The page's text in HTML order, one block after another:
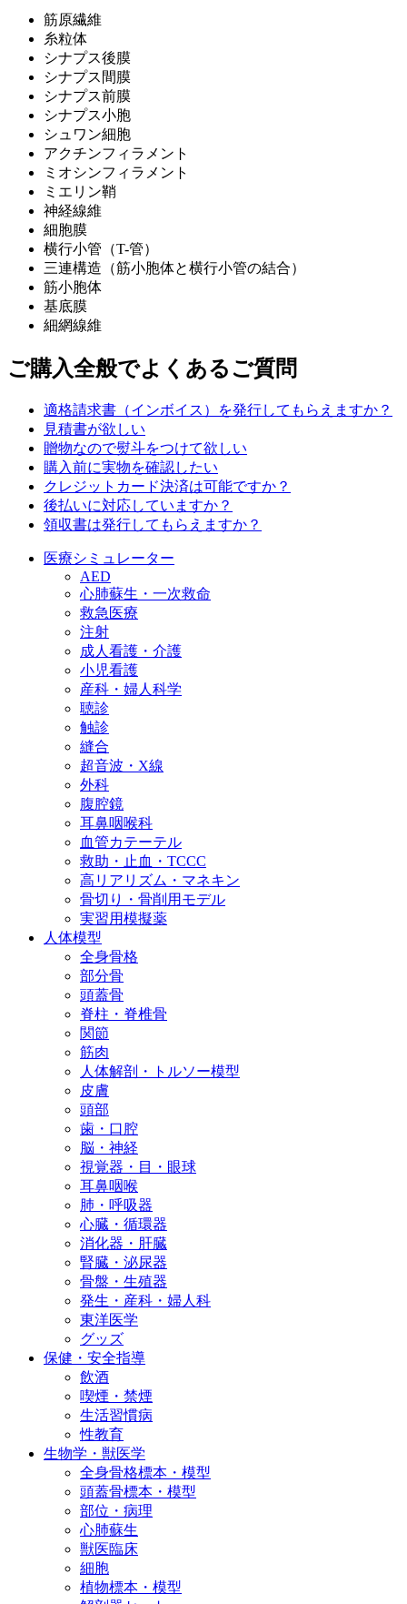
筋原繊維
糸粒体
シナプス後膜
シナプス間膜
シナプス前膜
シナプス小胞
シュワン細胞
アクチンフィラメント
ミオシンフィラメント
ミエリン鞘
神経線維
細胞膜
横行小管（T-管）
三連構造（筋小胞体と横行小管の結合）
筋小胞体
基底膜
細網線維
ご購入全般でよくあるご質問
適格請求書（インボイス）を発行してもらえますか？
見積書が欲しい
贈物なので熨斗をつけて欲しい
購入前に実物を確認したい
クレジットカード決済は可能ですか？
後払いに対応していますか？
領収書は発行してもらえますか？
医療シミュレーター
AED
心肺蘇生・一次救命
救急医療
注射
成人看護・介護
小児看護
産科・婦人科学
聴診
触診
縫合
超音波・X線
外科
腹腔鏡
耳鼻咽喉科
血管カテーテル
救助・止血・TCCC
高リアリズム・マネキン
骨切り・骨削用モデル
実習用模擬薬
人体模型
全身骨格
部分骨
頭蓋骨
脊柱・脊椎骨
関節
筋肉
人体解剖・トルソー模型
皮膚
頭部
歯・口腔
脳・神経
視覚器・目・眼球
耳鼻咽喉
肺・呼吸器
心臓・循環器
消化器・肝臓
腎臓・泌尿器
骨盤・生殖器
発生・産科・婦人科
東洋医学
グッズ
保健・安全指導
飲酒
喫煙・禁煙
生活習慣病
性教育
生物学・獣医学
全身骨格標本・模型
頭蓋骨標本・模型
部位・病理
心肺蘇生
獣医臨床
細胞
植物標本・模型